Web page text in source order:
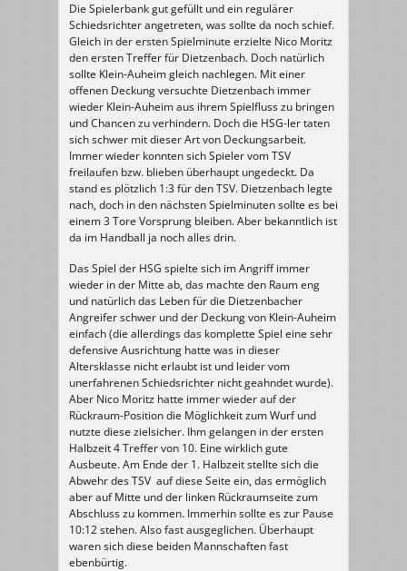
Die Spielerbank gut gefüllt und ein regulärer
Schiedsrichter angetreten, was sollte da noch schief.
Gleich in der ersten Spielminute erzielte Nico Moritz
den ersten Treffer für Dietzenbach. Doch natürlich
sollte Klein-Auheim gleich nachlegen. Mit einer
offenen Deckung versuchte Dietzenbach immer
wieder Klein-Auheim aus ihrem Spielfluss zu bringen
und Chancen zu verhindern. Doch die HSG-ler taten
sich schwer mit dieser Art von Deckungsarbeit.
Immer wieder konnten sich Spieler vom TSV
freilaufen bzw. blieben überhaupt ungedeckt. Da
stand es plötzlich 1:3 für den TSV. Dietzenbach legte
nach, doch in den nächsten Spielminuten sollte es bei
einem 3 Tore Vorsprung bleiben. Aber bekanntlich ist
da im Handball ja noch alles drin.
Das Spiel der HSG spielte sich im Angriff immer
wieder in der Mitte ab, das machte den Raum eng
und natürlich das Leben für die Dietzenbacher
Angreifer schwer und der Deckung von Klein-Auheim
einfach (die allerdings das komplette Spiel eine sehr
defensive Ausrichtung hatte was in dieser
Altersklasse nicht erlaubt ist und leider vom
unerfahrenen Schiedsrichter nicht geahndet wurde).
Aber Nico Moritz hatte immer wieder auf der
Rückraum-Position die Möglichkeit zum Wurf und
nutzte diese zielsicher. Ihm gelangen in der ersten
Halbzeit 4 Treffer von 10. Eine wirklich gute
Ausbeute. Am Ende der 1. Halbzeit stellte sich die
Abwehr des TSV auf diese Seite ein, das ermöglich
aber auf Mitte und der linken Rückraumseite zum
Abschluss zu kommen. Immerhin sollte es zur Pause
10:12 stehen. Also fast ausgeglichen. Überhaupt
waren sich diese beiden Mannschaften fast
ebenbürtig.